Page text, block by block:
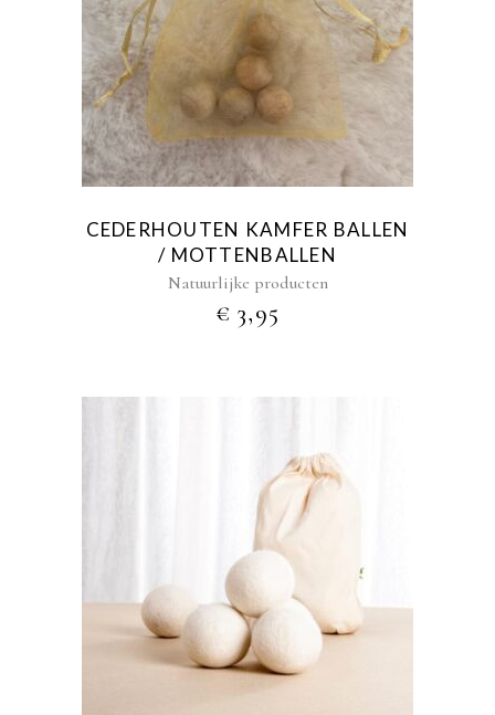
CEDERHOUTEN KAMFER BALLEN
/ MOTTENBALLEN
Natuurlijke producten
€ 3,95
Dit
heeft
meerdere
variaties.
Deze